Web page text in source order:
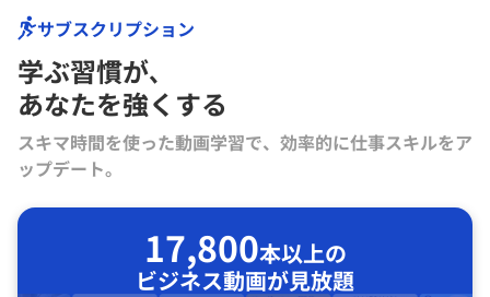
サブスクリプション
学ぶ習慣が､
あなたを強くする
スキマ時間を使った動画学習で、効率的に仕事スキルをア
ップデート。
17,800本以上の
ビジネス動画が見放題